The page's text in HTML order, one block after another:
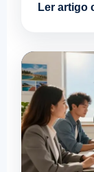
Ler artigo